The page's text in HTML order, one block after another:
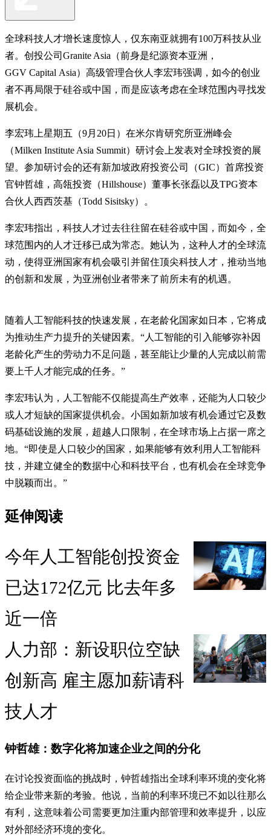
全球科技人才增长速度惊人，仅东南亚就拥有100万科技从业
者。创投公司Granite Asia（前身是纪源资本亚洲，
GGV Capital Asia）高级管理合伙人李宏玮强调，如今的创业
者不再局限于硅谷或中国，而是应该考虑在全球范围内寻找发
展机会。
李宏玮上星期五（9月20日）在米尔肯研究所亚洲峰会
（Milken Institute Asia Summit）研讨会上发表对全球投资的展
望。参加研讨会的还有新加坡政府投资公司（GIC）首席投资
官钟哲雄，高瓴投资（Hillshouse）董事长张磊以及TPG资本
合伙人西西茨基（Todd Sisitsky）。
李宏玮指出，科技人才过去往往留在硅谷或中国，而如今，全
球范围内的人才迁移已成为常态。她认为，这种人才的全球流
动，使得亚洲国家有机会吸引并留住顶尖科技人才，推动当地
的创新和发展，为亚洲创业者带来了前所未有的机遇。
随着人工智能科技的快速发展，在老龄化国家如日本，它将成
为推动生产力提升的关键因素。“人工智能的引入能够弥补因
老龄化产生的劳动力不足问题，甚至能让少量的人完成以前需
要上千人才能完成的任务。”
李宏玮认为，人工智能不仅能提高生产效率，还能为人口较少
或人才短缺的国家提供机会。小国如新加坡有机会通过它及数
码基础设施的发展，超越人口限制，在全球市场上占据一席之
地。“即使是人口较少的国家，如果能够有效利用人工智能科
技，并建立健全的数据中心和科技平台，也有机会在全球竞争
中脱颖而出。”
延伸阅读
今年人工智能创投资金
已达172亿元 比去年多
近一倍
人力部：新设职位空缺
创新高 雇主愿加薪请科
技人才
钟哲雄：数字化将加速企业之间的分化
在讨论投资面临的挑战时，钟哲雄指出全球利率环境的变化将
给企业带来新的考验。他说，当前的利率环境已不如以往那么
有利，这意味着公司需要更加注重内部管理和效率提升，以应
对外部经济环境的变化。